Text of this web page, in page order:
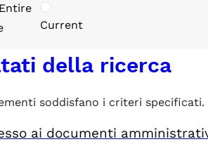
Entire
Current
della ricerca
soddisfano i criteri specificati.
ai documenti